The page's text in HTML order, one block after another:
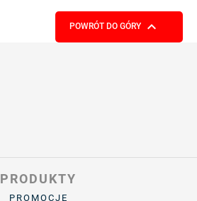
POWRÓT DO GÓRY 
PRODUKTY
PROMOCJE